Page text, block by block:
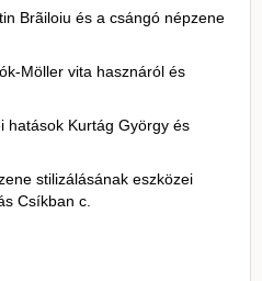
Brãiloiu és a csángó népzene
Möller vita hasznáról és
hatások Kurtág György és
stilizálásának eszközei
Csíkban c.